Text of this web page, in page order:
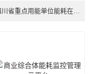
四川省重点用能单位能耗在线监测系统